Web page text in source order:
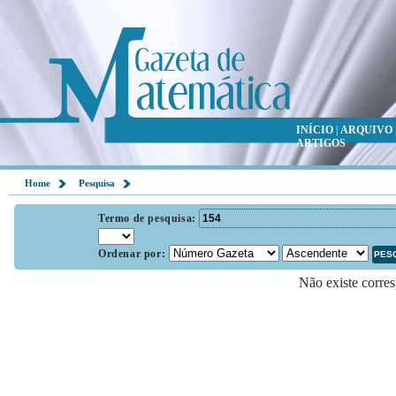
INÍCIO ARQUIVO
ARTIGOS
Home Pesquisa
Termo de pesquisa:
Ordenar por:
Não existe